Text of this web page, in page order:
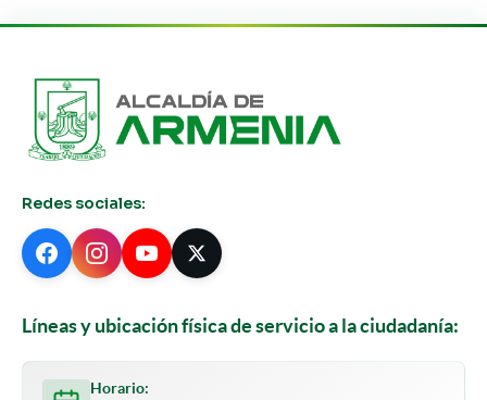
Redes sociales:
Líneas y ubicación física de servicio a la ciudadanía:
Horario: